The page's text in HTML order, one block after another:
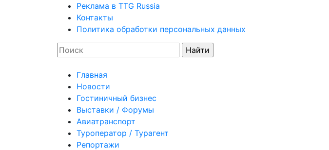
Реклама в TTG Russia
Контакты
Политика обработки персональных данных
Главная
Новости
Гостиничный бизнес
Выставки / Форумы
Авиатранспорт
Туроператор / Турагент
Репортажи